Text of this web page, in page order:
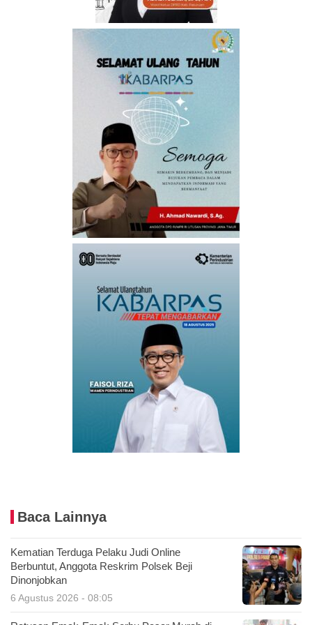
Baca Lainnya
Kematian Terduga Pelaku Judi Online
Berbuntut, Anggota Reskrim Polsek Beji
Dinonjobkan
6 Agustus 2026 - 08:05